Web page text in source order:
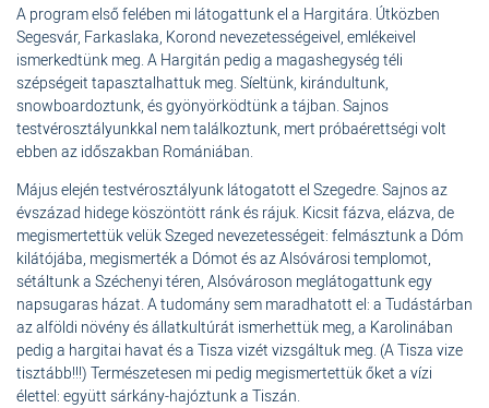
A program első felében mi látogattunk el a Hargitára. Útközben
Segesvár, Farkaslaka, Korond nevezetességeivel, emlékeivel
ismerkedtünk meg. A Hargitán pedig a magashegység téli
szépségeit tapasztalhattuk meg. Síeltünk, kirándultunk,
snowboardoztunk, és gyönyörködtünk a tájban. Sajnos
testvérosztályunkkal nem találkoztunk, mert próbaérettségi volt
ebben az időszakban Romániában.
Május elején testvérosztályunk látogatott el Szegedre. Sajnos az
évszázad hidege köszöntött ránk és rájuk. Kicsit fázva, elázva, de
megismertettük velük Szeged nevezetességeit: felmásztunk a Dóm
kilátójába, megismerték a Dómot és az Alsóvárosi templomot,
sétáltunk a Széchenyi téren, Alsóvároson meglátogattunk egy
napsugaras házat. A tudomány sem maradhatott el: a Tudástárban
az alföldi növény és állatkultúrát ismerhettük meg, a Karolinában
pedig a hargitai havat és a Tisza vizét vizsgáltuk meg. (A Tisza vize
tisztább!!!) Természetesen mi pedig megismertettük őket a vízi
élettel: együtt sárkány-hajóztunk a Tiszán.